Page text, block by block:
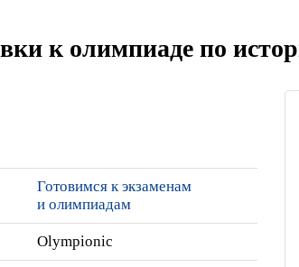
к олимпиаде по
Готовимся к экзаменам
и олимпиадам
Olympionic